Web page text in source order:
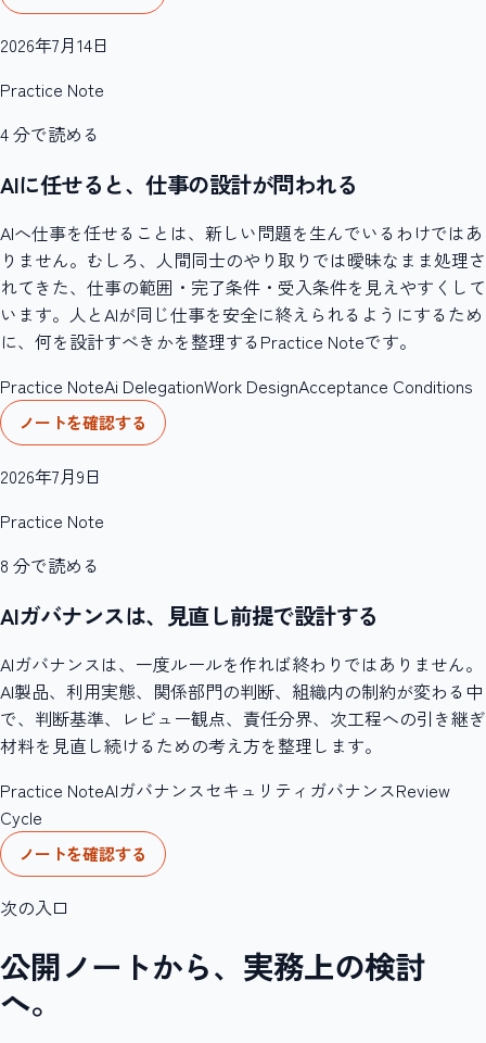
2026年7月14日
Practice Note
4分で読める
AIに任せると、仕事の設計が問われる
AIへ仕事を任せることは、新しい問題を生んでいるわけではあ
りません。むしろ、人間同士のやり取りでは曖昧なまま処理さ
れてきた、仕事の範囲・完了条件・受入条件を見えやすくして
います。人とAIが同じ仕事を安全に終えられるようにするため
に、何を設計すべきかを整理するPractice Noteです。
Practice NoteAi DelegationWork DesignAcceptance Conditions
ノートを確認する
2026年7月9日
Practice Note
8 分で読める
AIガバナンスは、見直し前提で設計する
AIガバナンスは、一度ルールを作れば終わりではありません。
AI製品、利用実態、関係部門の判断、組織内の制約が変わる中
で、判断基準、レビュー観点、責任分界、次工程への引き継ぎ
材料を見直し続けるための考え方を整理します。
Practice NoteAIガバナンスセキュリティガバナンスReview
Cycle
ノートを確認する
次の入口
公開ノートから、実務上の検討
へ。